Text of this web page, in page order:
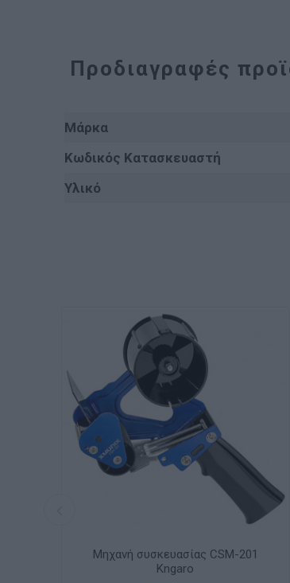
Προδιαγραφές
Μάρκα
Κωδικός Κατασκευαστή
Υλικό
Μηχανή συσκευασίας Office Point
8086500-00